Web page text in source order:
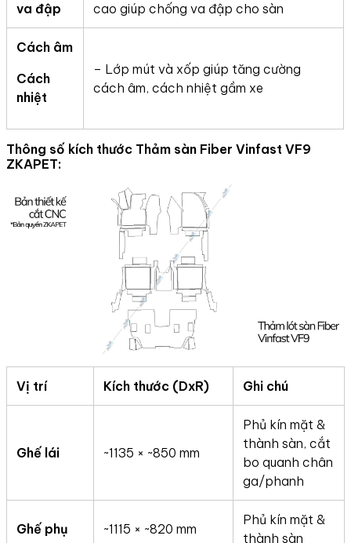
va đập
cao giúp chống va đập cho sàn
Cách âm
Cách
nhiệt
– Lớp mút và xốp giúp tăng cường
cách âm, cách nhiệt gầm xe
Thông số kích thước Thảm sàn Fiber Vinfast VF9
ZKAPET:
Vị trí Kích thước (DxR) Ghi chú
Ghế lái ~1135 × ~850 mm
Phủ kín mặt &
thành sàn, cắt
bo quanh chân
ga/phanh
Ghế phụ ~1115 × ~820 mm
Phủ kín mặt &
thành sàn